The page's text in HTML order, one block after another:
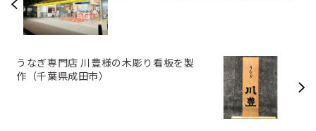
うなぎ専門店 川豊様の木彫り看板を製
作（千葉県成田市）